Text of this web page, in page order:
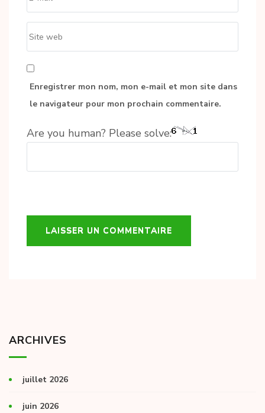
web
Enregistrer mon nom, mon e-mail et mon site dans
le navigateur pour mon prochain commentaire.
Are you human? Please solve:
ARCHIVES
juillet 2026
juin 2026